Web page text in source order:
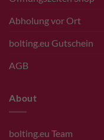
Abholung vor Ort
bolting.eu Gutschein
AGB
About
bolting.eu Team